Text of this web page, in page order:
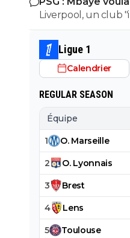
mec pareil me pue
et continue a bien
Enrique l'a
Liverpool, un club
Ligue 1
Calendrier
REGULAR SEASON
Équipe
1 O. Marseille
2 O. Lyonnais
3 Brest
4 Lens
5 Toulouse